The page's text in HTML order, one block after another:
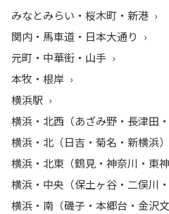
みなとみらい・桜木町・新港
関内・馬車道・日本大通り
元町・中華街・山手
本牧・根岸
横浜駅
横浜・北西（あざみ野・長津田・
横浜・北（日吉・菊名・新横浜）
横浜・北東（鶴見・神奈川・東神
横浜・中央（保土ヶ谷・二俣川
横浜・南（磯子・本郷台・金沢文